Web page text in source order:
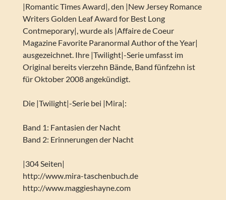
|Romantic Times Award|, den |New Jersey Romance
Writers Golden Leaf Award for Best Long
Contmeporary|, wurde als |Affaire de Coeur
Magazine Favorite Paranormal Author of the Year|
ausgezeichnet. Ihre |Twilight|-Serie umfasst im
Original bereits vierzehn Bände, Band fünfzehn ist
für Oktober 2008 angekündigt.
Die |Twilight|-Serie bei |Mira|:
Band 1: Fantasien der Nacht
Band 2: Erinnerungen der Nacht
|304 Seiten|
http://www.mira-taschenbuch.de
http://www.maggieshayne.com